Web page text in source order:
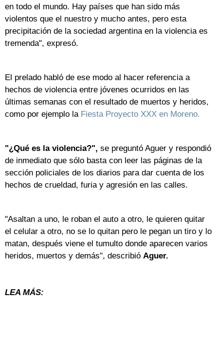
en todo el mundo. Hay países que han sido más
violentos que el nuestro y mucho antes, pero esta
precipitación de la sociedad argentina en la violencia es
tremenda", expresó.
El prelado habló de ese modo al hacer referencia a
hechos de violencia entre jóvenes ocurridos en las
últimas semanas con el resultado de muertos y heridos,
como por ejemplo la Fiesta Proyecto XXX en Moreno.
"¿Qué es la violencia?", se preguntó Aguer y respondió
de inmediato que sólo basta con leer las páginas de la
sección policiales de los diarios para dar cuenta de los
hechos de crueldad, furia y agresión en las calles.
"Asaltan a uno, le roban el auto a otro, le quieren quitar
el celular a otro, no se lo quitan pero le pegan un tiro y lo
matan, después viene el tumulto donde aparecen varios
heridos, muertos y demás", describió Aguer.
LEA MÁS: